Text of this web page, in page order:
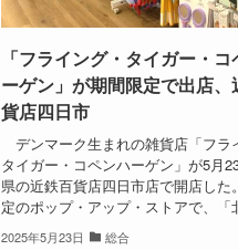
「フライング・タイガー・
ーゲン」が期間限定で出店、
貨店四日市
デンマーク生まれの雑貨店「フラ
タイガー・コペンハーゲン」が5月
県の近鉄百貨店四日市店で開店した
定のポップ・アップ・ストアで、「
2025年5月23日 総合